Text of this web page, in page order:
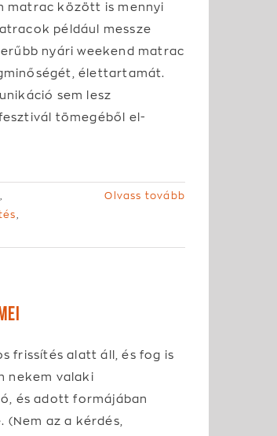
matrac között is mennyi
például messze
nyári weekend matrac
élettartamát.
sem lesz
tömegéből el-
Olvass tovább
frissítés alatt áll, és fog is
nekem valaki
és adott formájában
(Nem az a kérdés,